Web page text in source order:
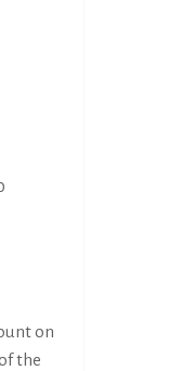
on
the